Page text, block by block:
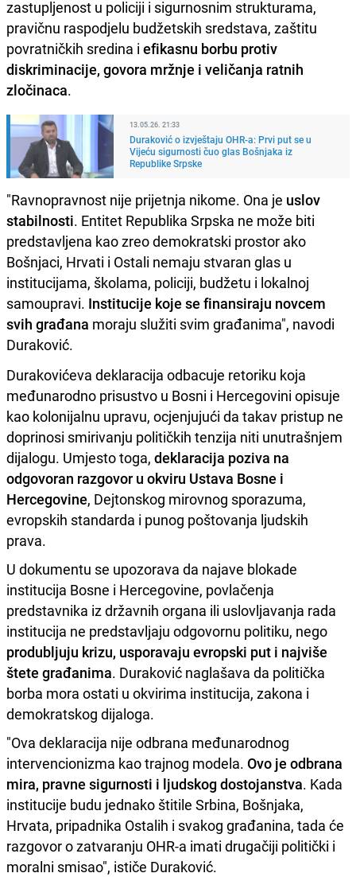
zastupljenost u policiji i sigurnosnim strukturama,
pravičnu raspodjelu budžetskih sredstava, zaštitu
povratničkih sredina i efikasnu borbu protiv
diskriminacije, govora mržnje i veličanja ratnih
zločinaca.
13.05.26. 21:33
Duraković o izvještaju OHR-a: Prvi put se u
Vijeću sigurnosti čuo glas Bošnjaka iz
Republike Srpske
"Ravnopravnost nije prijetnja nikome. Ona je uslov
stabilnosti. Entitet Republika Srpska ne može biti
predstavljena kao zreo demokratski prostor ako
Bošnjaci, Hrvati i Ostali nemaju stvaran glas u
institucijama, školama, policiji, budžetu i lokalnoj
samoupravi. Institucije koje se finansiraju novcem
svih građana moraju služiti svim građanima", navodi
Duraković.
Durakovićeva deklaracija odbacuje retoriku koja
međunarodno prisustvo u Bosni i Hercegovini opisuje
kao kolonijalnu upravu, ocjenjujući da takav pristup ne
doprinosi smirivanju političkih tenzija niti unutrašnjem
dijalogu. Umjesto toga, deklaracija poziva na
odgovoran razgovor u okviru Ustava Bosne i
Hercegovine, Dejtonskog mirovnog sporazuma,
evropskih standarda i punog poštovanja ljudskih
prava.
U dokumentu se upozorava da najave blokade
institucija Bosne i Hercegovine, povlačenja
predstavnika iz državnih organa ili uslovljavanja rada
institucija ne predstavljaju odgovornu politiku, nego
produbljuju krizu, usporavaju evropski put i najviše
štete građanima. Duraković naglašava da politička
borba mora ostati u okvirima institucija, zakona i
demokratskog dijaloga.
"Ova deklaracija nije odbrana međunarodnog
intervencionizma kao trajnog modela. Ovo je odbrana
mira, pravne sigurnosti i ljudskog dostojanstva. Kada
institucije budu jednako štitile Srbina, Bošnjaka,
Hrvata, pripadnika Ostalih i svakog građanina, tada će
razgovor o zatvaranju OHR-a imati drugačiji politički i
moralni smisao", ističe Duraković.